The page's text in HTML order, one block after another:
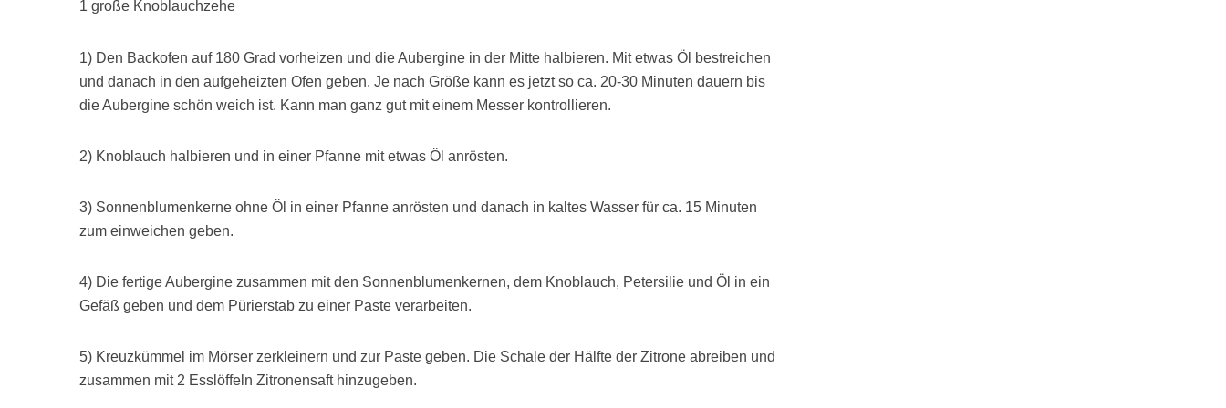
1 große Knoblauchzehe
1) Den Backofen auf 180 Grad vorheizen und die Aubergine in der Mitte halbieren. Mit etwas Öl bestreichen
und danach in den aufgeheizten Ofen geben. Je nach Größe kann es jetzt so ca. 20-30 Minuten dauern bis
die Aubergine schön weich ist. Kann man ganz gut mit einem Messer kontrollieren.
2) Knoblauch halbieren und in einer Pfanne mit etwas Öl anrösten.
3) Sonnenblumenkerne ohne Öl in einer Pfanne anrösten und danach in kaltes Wasser für ca. 15 Minuten
zum einweichen geben.
4) Die fertige Aubergine zusammen mit den Sonnenblumenkernen, dem Knoblauch, Petersilie und Öl in ein
Gefäß geben und dem Pürierstab zu einer Paste verarbeiten.
5) Kreuzkümmel im Mörser zerkleinern und zur Paste geben. Die Schale der Hälfte der Zitrone abreiben und
zusammen mit 2 Esslöffeln Zitronensaft hinzugeben.